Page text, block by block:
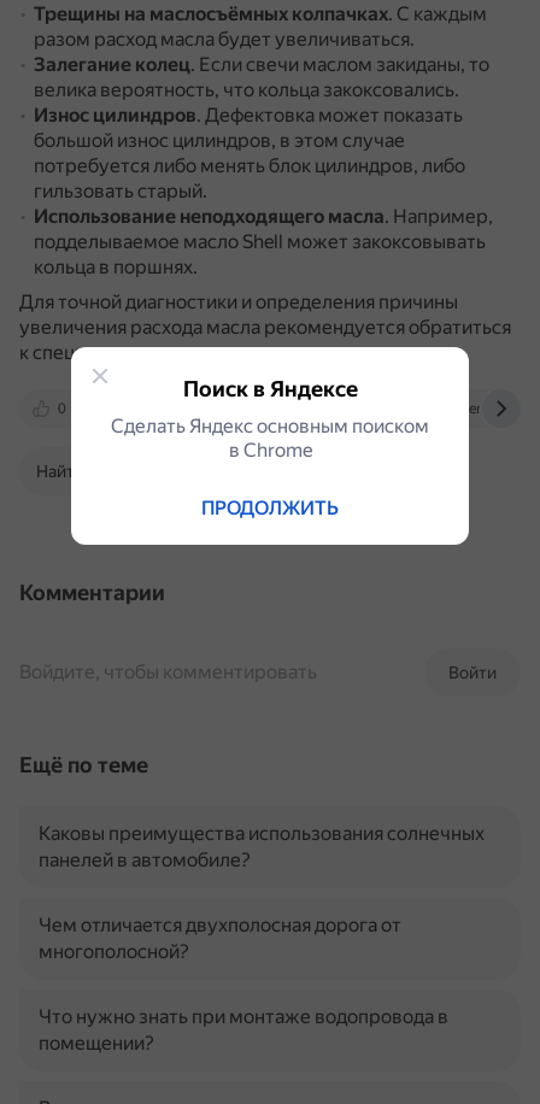
Трещины на маслосъёмных колпачках. С каждым
разом расход масла будет увеличиваться.
Залегание колец. Если свечи маслом закиданы, то
велика вероятность, что кольца закоксовались.
Износ цилиндров. Дефектовка может показать
большой износ цилиндров, в этом случае
потребуется либо менять блок цилиндров, либо
гильзовать старый.
Использование неподходящего масла. Например,
подделываемое масло Shell может закоксовывать
кольца в поршнях.
Для точной диагностики и определения причины
увеличения расхода масла рекомендуется обратиться
к специалисту.
0 tourerv.ru
Найти в Поиске
Комментарии
Войти
Войдите, чтобы комментировать
Ещё по теме
Каковы преимущества использования солнечных
панелей в автомобиле?
Чем отличается двухполосная дорога от
многополосной?
Что нужно знать при монтаже водопровода в
помещении?
Поиск в Яндексе
Сделать Яндекс основным поиском
в Сhrome
ПРОДОЛЖИТЬ